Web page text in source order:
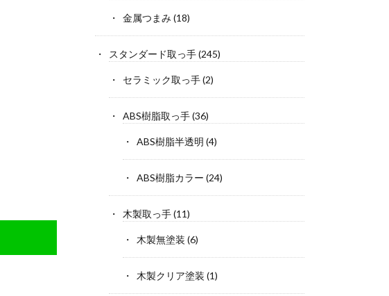
金属つまみ (18)
スタンダード取っ手(245)
セラミック取っ手(2)
ABS樹脂取っ手(36)
ABS樹脂半透明 (4)
ABS樹脂カラー (24)
木製取っ手(11)
木製無塗装 (6)
木製クリア塗装 (1)